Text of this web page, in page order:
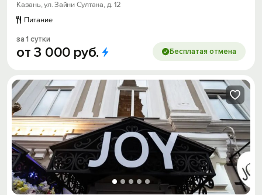
Казань, ул. Зайни Султана, д. 12
Питание
за 1 сутки
от3 000 руб. Бесплатая отмена